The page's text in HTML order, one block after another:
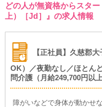
どの人が無資格からスタ
上）［Jd］』の求人情報
【正社員】久慈郡
OK）／夜勤なし／ほとん
問介護（月給249,700円以
障がいなどで身体が動かせ